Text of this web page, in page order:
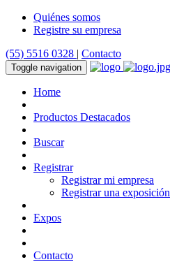
Quiénes somos
Registre su empresa
(55) 5516 0328 | Contacto
Toggle navigation
Home
Productos Destacados
Buscar
Registrar
Registrar mi empresa
Registrar una exposición
Expos
Contacto